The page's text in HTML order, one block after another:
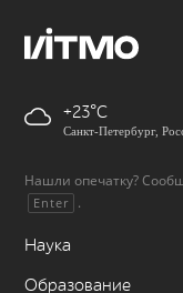
+23
Санкт-Петербург,
Нашли опечатку?
Enter .
Наука
Образование